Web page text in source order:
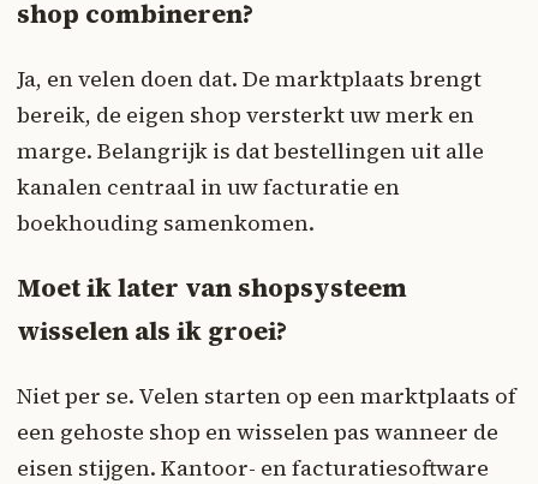
shop combineren?
Ja, en velen doen dat. De marktplaats brengt
bereik, de eigen shop versterkt uw merk en
marge. Belangrijk is dat bestellingen uit alle
kanalen centraal in uw facturatie en
boekhouding samenkomen.
Moet ik later van shopsysteem
wisselen als ik groei?
Niet per se. Velen starten op een marktplaats of
een gehoste shop en wisselen pas wanneer de
eisen stijgen. Kantoor- en facturatiesoftware